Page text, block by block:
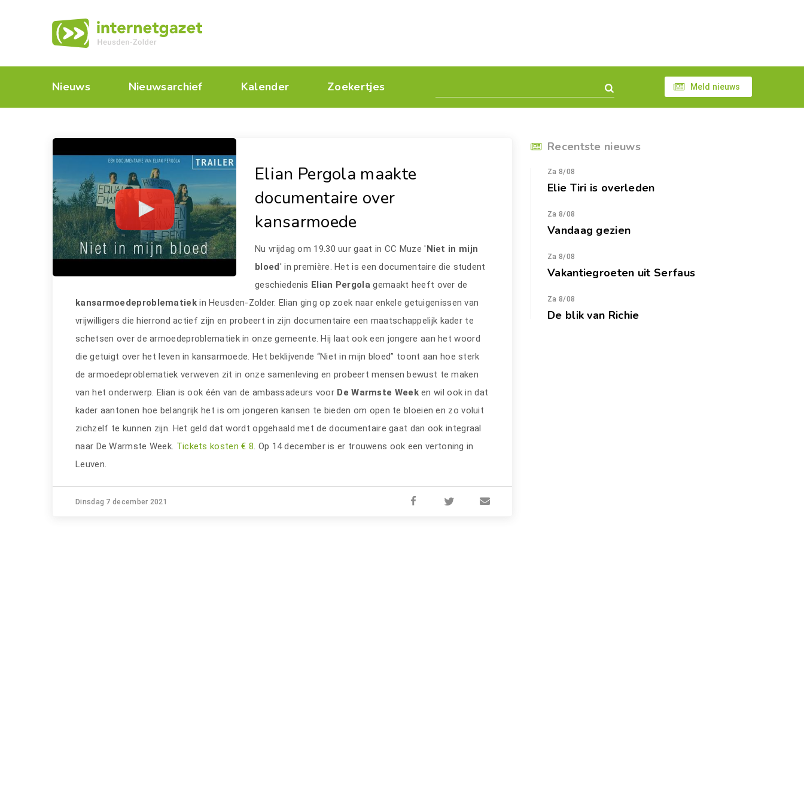
Nieuws Nieuwsarchief Kalender Zoekertjes Meld nieuws
Elian Pergola maakte
documentaire over
kansarmoede
Nu vrijdag om 19.30 uur gaat in CC Muze 'Niet in mijn
bloed' in première. Het is een documentaire die student
geschiedenis Elian Pergola gemaakt heeft over de
kansarmoedeproblematiekin Heusden-Zolder. Elian ging op zoek naar enkele getuigenissen van
vrijwilligers die hierrond actief zijn en probeert in zijn documentaire een maatschappelijk kader te
schetsen over de armoedeproblematiek in onze gemeente. Hij laat ook een jongere aan het woord
die getuigt over het leven in kansarmoede. Het beklijvende “Niet in mijn bloed” toont aan hoe sterk
de armoedeproblematiek verweven zit in onze samenleving en probeert mensen bewust te maken
van het onderwerp. Elian is ook één van de ambassadeurs voor De Warmste Weeken wil ook in dat
kader aantonen hoe belangrijk het is om jongeren kansen te bieden om open te bloeien en zo voluit
zichzelf te kunnen zijn. Het geld dat wordt opgehaald met de documentaire gaat dan ook integraal
naar De Warmste Week. Tickets kosten € 8. Op 14 december is er trouwens ook een vertoning in
Leuven.
Dinsdag 7 december 2021
Recentste nieuws
Za 8/08
Elie Tiri is overleden
Za 8/08
Vandaag gezien
Za 8/08
Vakantiegroeten uit Serfaus
Za 8/08
De blik van Richie